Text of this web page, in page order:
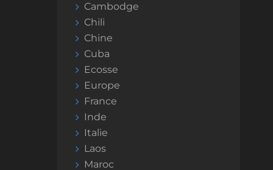
Cambodge
Chili
Chine
Cuba
Ecosse
Europe
France
Inde
Italie
Laos
Maroc